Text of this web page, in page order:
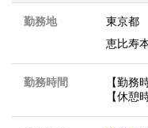
勤務地
東京都
恵比寿
勤務時間
【勤
【休